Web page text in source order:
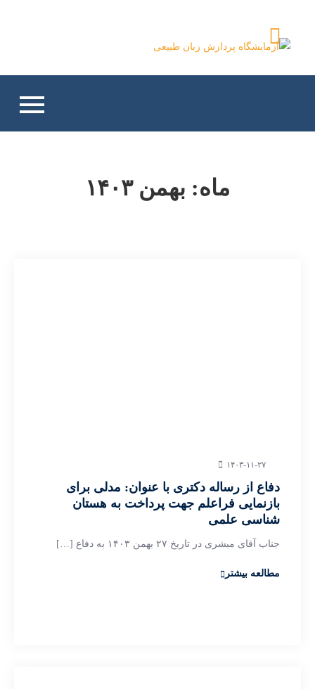
content
ماه: بهمن ۱۴۰۳
۱۴۰۳-۱۱-۲۷
دفاع از رساله دکتری با عنوان: مدلی برای
بازنمایی فراعلم جهت پرداخت به هستان
شناسی علمی
جناب آقای مبشری در تاریخ ۲۷ بهمن ۱۴۰۳ به دفاع […]
مطالعه بیشتر